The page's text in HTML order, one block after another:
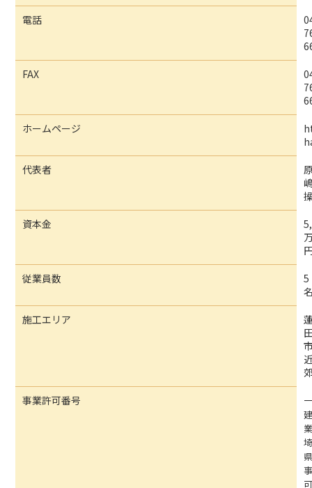
電話
FAX
ホームページ
代表者
資本金
従業員数
5
施工エリア
事業許可番号
可